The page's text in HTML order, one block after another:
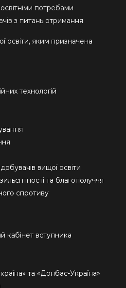
потребами
з питань отримання
освіти, яким призначена
технологій
вищої освіти
та благополуччя
спротиву
кабінет вступника
та «Донбас-Україна»